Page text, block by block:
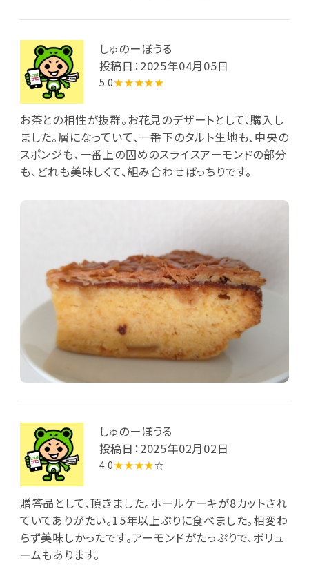
しゅのーぼうる
投稿日：2025年04月05日
5.0★★★★★
お茶との相性が抜群。お花見のデザートとして、購入し
ました。層になっていて、一番下のタルト生地も、中央の
スポンジも、一番上の固めのスライスアーモンドの部分
も、どれも美味しくて、組み合わせばっちりです。
しゅのーぼうる
投稿日：2025年02月02日
4.0★★★★☆
贈答品として、頂きました。ホールケーキが8カットされ
ていてありがたい。15年以上ぶりに食べました。相変わ
らず美味しかったです。アーモンドがたっぷりで、ボリュ
ームもあります。